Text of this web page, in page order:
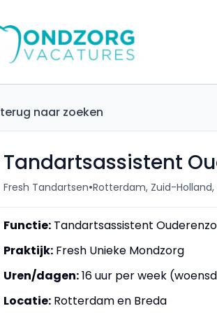
terug naar zoeken
Tandartsassistent
Fresh Tandartsen•Rotterdam, Zuid-
Functie: Tandartsassistent
Praktijk: Fresh Unieke Mondzorg
Uren/dagen:16 uur per week
Locatie: Rotterdam en Breda